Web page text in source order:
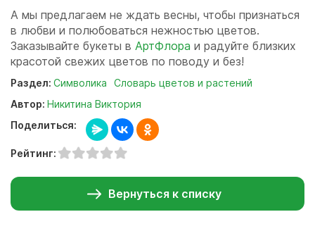
А мы предлагаем не ждать весны, чтобы признаться
в любви и полюбоваться нежностью цветов.
Заказывайте букеты в АртФлора и радуйте близких
красотой свежих цветов по поводу и без!
Раздел: Символика
Словарь цветов и растений
Автор: Никитина Виктория
Поделиться:
Рейтинг:
Вернуться к списку